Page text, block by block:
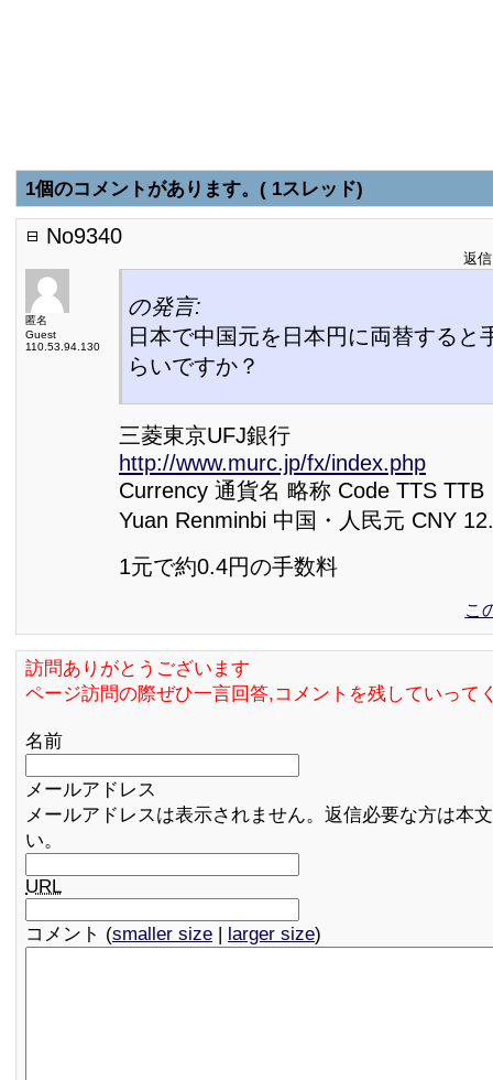
1個のコメントがあります。( 1スレッド)
No9340
返
匿名
Guest
110.53.94.130
の発言:
日本で中国元を日本円に両替すると
らいですか？
三菱東京UFJ銀行
http://www.murc.jp/fx/index.php
Currency 通貨名 略称 Code TTS TTB
Yuan Renminbi 中国・人民元 CNY
1元で約0.4円の手数料
こ
訪問ありがとうございます
ページ訪問の際ぜひ一言回答,コメントを残していって
名前
メールアドレス
メールアドレスは表示されません。返信必要な方は本
い。
URL
コメント (smaller size | larger size)